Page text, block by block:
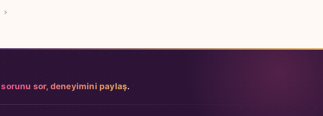
sorunu sor, deneyimini paylaş.